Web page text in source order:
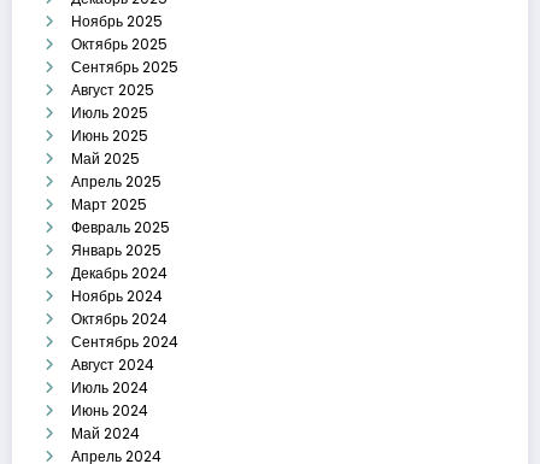
Ноябрь 2025
Октябрь 2025
Сентябрь 2025
Август 2025
Июль 2025
Июнь 2025
Май 2025
Апрель 2025
Март 2025
Февраль 2025
Январь 2025
Декабрь 2024
Ноябрь 2024
Октябрь 2024
Сентябрь 2024
Август 2024
Июль 2024
Июнь 2024
Май 2024
Апрель 2024